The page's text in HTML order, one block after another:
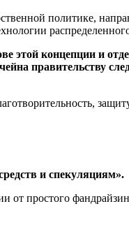
политике,
этой концепции и
правительству
и спекуляциям».
от простого